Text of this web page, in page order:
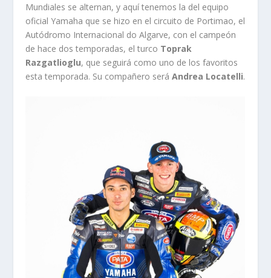
Mundiales se alternan, y aquí tenemos la del equipo
oficial Yamaha que se hizo en el circuito de Portimao, el
Autódromo Internacional do Algarve, con el campeón
de hace dos temporadas, el turco Toprak
Razgatlioglu, que seguirá como uno de los favoritos
esta temporada. Su compañero seráAndrea Locatelli.